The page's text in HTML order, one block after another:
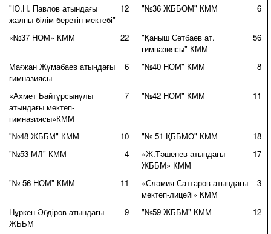
"Ю.Н. Павлов атындағы
жалпы білім беретін мектебі"
12 "№36 ЖББОМ" КММ 6
«№37 НОМ» КММ 22
"Қаныш Сәтбаев ат.
гимназиясы" КММ
56
Мағжан Жұмабаев атындағы
гимназиясы
6 "№40 НОМ" КММ 8
«Ахмет Байтұрсынұлы
атындағы мектеп-
гимназиясы»КММ
7 "№42 НОМ" КММ 11
"№48 ЖББМ" КММ 10 "№ 51 ҚББМО" КММ
18
"№53 МЛ" КММ
4
«Ж.Тәшенев атындағы
ЖББМ» КММ
17
"№ 56 НОМ" КММ 11
«Сләмия Саттаров атындағы
мектеп-лицейі» КММ
3
Нұркен Әбдіров атындағы
ЖББМ
9 "№59 ЖББМ" КММ 12